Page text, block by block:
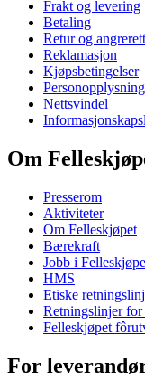
Frakt og levering
Betaling
Retur og angrerett
Reklamasjon
Kjøpsbetingelser
Nettsvindel
Om
Presserom
Aktiviteter
Om Felleskjøpet
Bærekraft
Jobb i
HMS
Etiske
Retningslinjer
Felleskjøpet
For